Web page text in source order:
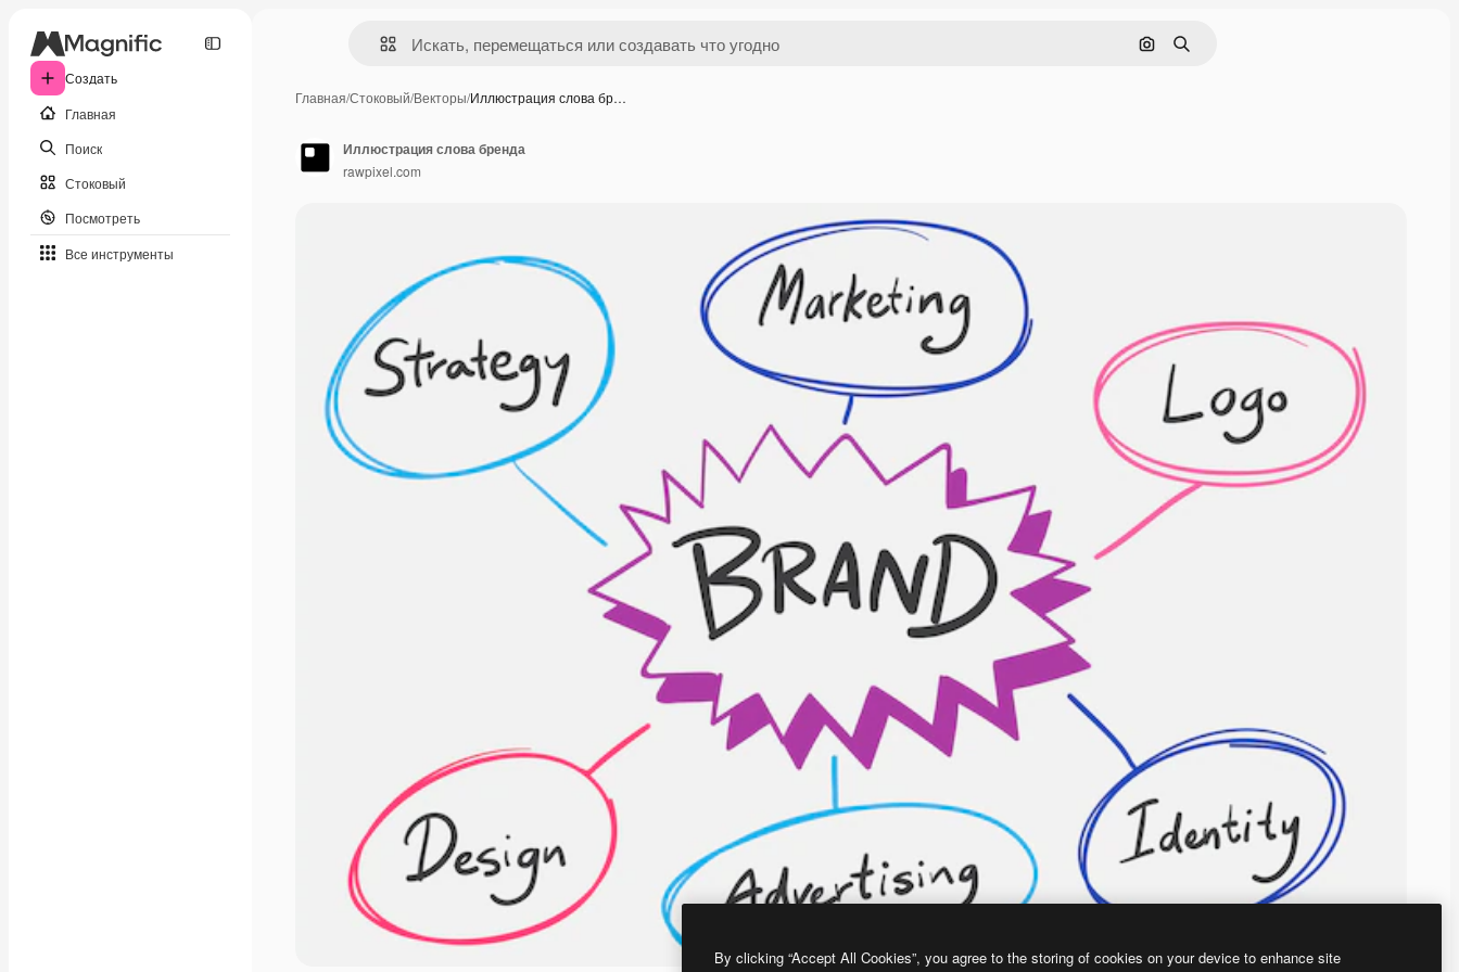
Создать
Главная
Поиск
Стоковый
Посмотреть
Все инструменты
Поиск по изображению
Поиск
Главная/Стоковый/Векторы/Иллюстрация слова бр…
Иллюстрация слова бренда
rawpixel.com
By clicking “Accept All Cookies”, you agree to the storing of cookies on your device to enhance site